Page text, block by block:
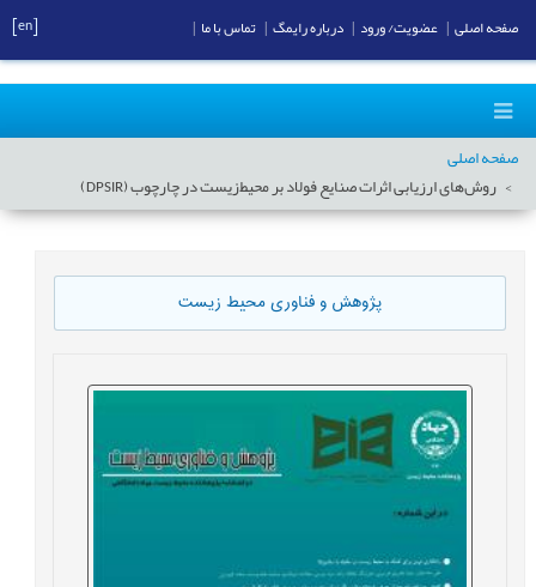
صفحه اصلی
روش‌های ارزیابی اثرات صنایع فولاد بر محیط‌زیست در چارچوب (DPSIR)
پژوهش و فناوری محیط زیست
صفحه اصلی عضویت/ ورود درباره رایمگ تماس با ما